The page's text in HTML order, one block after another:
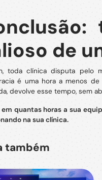
de
toda clínica disputa pelo
é uma hora a menos
devolve esse tempo, sem
em quantas horas a sua
na sua clínica.
também